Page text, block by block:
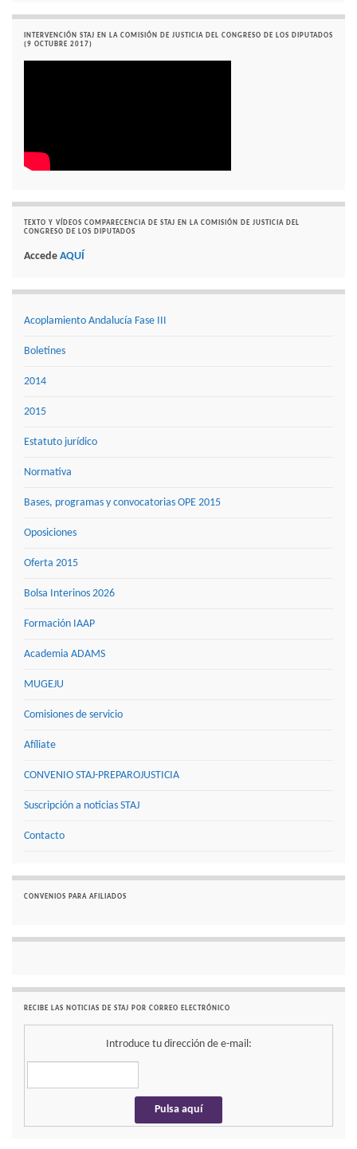
INTERVENCIÓN STAJ EN LA COMISIÓN DE JUSTICIA DEL CONGRESO DE LOS DIPUTADOS
(9 OCTUBRE 2017)
TEXTO Y VÍDEOS COMPARECENCIA DE STAJ EN LA COMISIÓN DE JUSTICIA DEL
CONGRESO DE LOS DIPUTADOS
Accede AQUÍ
Acoplamiento Andalucía Fase III
Boletines
2014
2015
Estatuto jurídico
Normativa
Bases, programas y convocatorias OPE 2015
Oposiciones
Oferta 2015
Bolsa Interinos 2026
Formación IAAP
Academia ADAMS
MUGEJU
Comisiones de servicio
Afíliate
CONVENIO STAJ-PREPAROJUSTICIA
Suscripción a noticias STAJ
Contacto
CONVENIOS PARA AFILIADOS
RECIBE LAS NOTICIAS DE STAJ POR CORREO ELECTRÓNICO
Introduce tu dirección de e-mail: